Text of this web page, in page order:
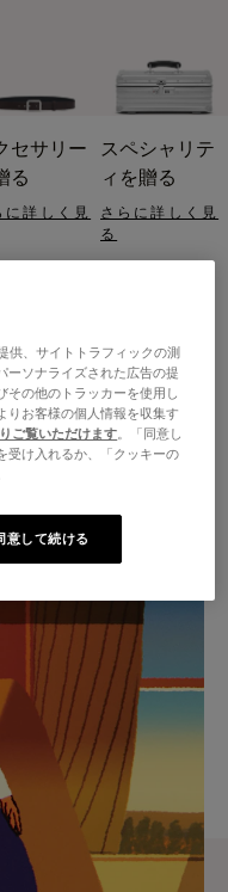
セサリー
る
に詳しく見
スペシャリテ
ィを贈る
さらに詳しく見
る
クション
添う究極の
ましょう
供、サイトトラフィックの測
ーソナライズされた広告の提
その他のトラッカーを使用し
りお客様の個人情報を収集す
ご覧いただけます。「同意し
受け入れるか、「クッキーの
意して続ける